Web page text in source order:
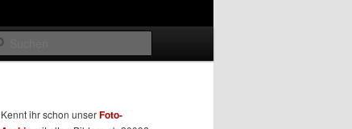
Kennt ihr schon unserFoto-